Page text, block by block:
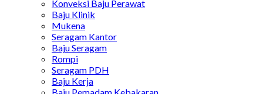
Konveksi Baju Perawat
Baju Klinik
Mukena
Seragam Kantor
Baju Seragam
Rompi
Seragam PDH
Baju Kerja